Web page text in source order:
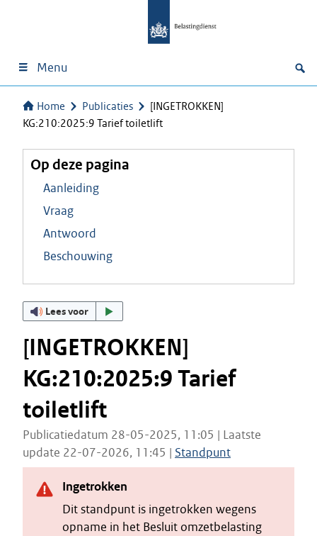
Menu
Home Publicaties
[INGETROKKEN]
KG:210:2025:9 Tarief toiletlift
Op deze pagina
Aanleiding
Vraag
Antwoord
Beschouwing
Lees voor
[INGETROKKEN]
KG:210:2025:9 Tarief
toiletlift
Publicatiedatum 28-05-2025, 11:05 | Laatste
update 22-07-2026, 11:45 | Standpunt
Ingetrokken
Dit standpunt is ingetrokken wegens
opname in het Besluit omzetbelasting